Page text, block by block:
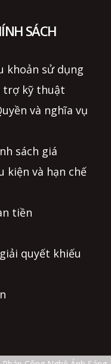
SÁCH
khoản sử dụng
trợ kỹ thuật
và nghĩa vụ
sách giá
kiện và hạn chế
tiền
quyết khiếu